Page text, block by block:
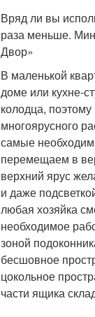
Вряд ли вы
раза меньше.
Двор»
В маленькой
доме или кухне-
колодца,
многоярусного
самые
перемещаем в
верхний ярус
и даже
любая хозяйка
необходимое
зоной
бесшовное
цокольное
части ящика